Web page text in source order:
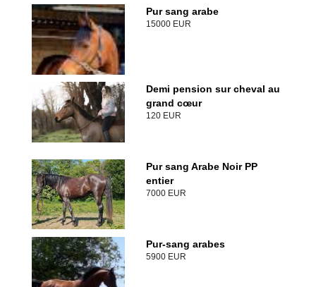
Pur sang arabe
15000 EUR
Demi pension sur cheval au
grand cœur
120 EUR
Pur sang Arabe Noir PP
entier
7000 EUR
Pur-sang arabes
5900 EUR